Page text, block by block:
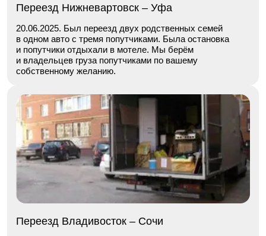
Переезд Нижневартовск – Уфа
20.06.2025. Был переезд двух родственных семей
в одном авто с тремя попутчиками. Была остановка
и попутчики отдыхали в мотеле. Мы берём
и владельцев груза попутчиками по вашему
собственному желанию.
Переезд Владивосток – Сочи